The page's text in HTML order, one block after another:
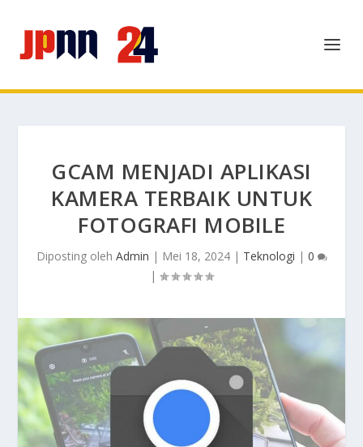
GCAM MENJADI APLIKASI
KAMERA TERBAIK UNTUK
FOTOGRAFI MOBILE
Diposting oleh Admin | Mei 18, 2024| Teknologi | 0
|